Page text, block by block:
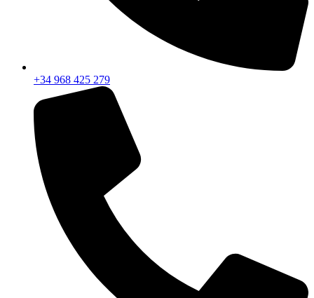
+34 968 425 279